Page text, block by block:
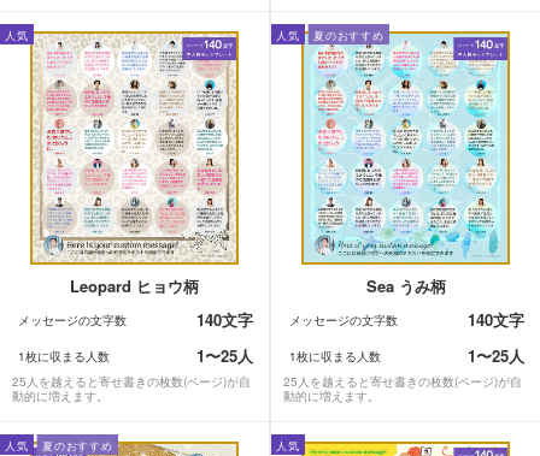
人気
Leopard ヒョウ柄
メッセージの文字数 140文字
1枚に収まる人数 1〜25人
25人を越えると寄せ書きの枚数(ページ)が自
動的に増えます。
人気 夏のおすすめ
Sea うみ柄
メッセージの文字数 140文字
1枚に収まる人数 1〜25人
25人を越えると寄せ書きの枚数(ページ)が自
動的に増えます。
人気 夏のおすすめ 人気